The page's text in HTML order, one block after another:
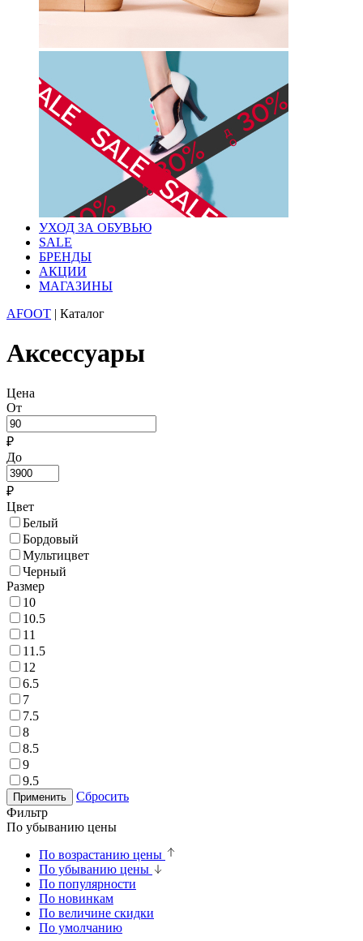
УХОД ЗА ОБУВЬЮ
SALE
БРЕНДЫ
АКЦИИ
МАГАЗИНЫ
AFOOT | Каталог
Аксессуары
Цена
От
₽
До
₽
Цвет
Белый
Бордовый
Мультицвет
Черный
Размер
10
10.5
11
11.5
12
6.5
7
7.5
8
8.5
9
9.5
Применить
Сбросить
Фильтр
По убыванию цены
По возрастанию цены
По убыванию цены
По популярности
По новинкам
По величине скидки
По умолчанию